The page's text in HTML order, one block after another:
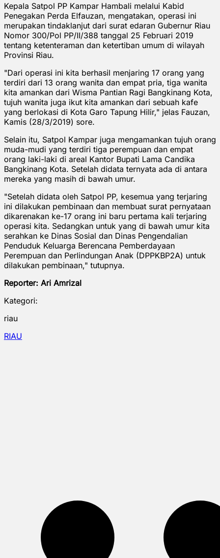
Kepala Satpol PP Kampar Hambali melalui Kabid
Penegakan Perda Elfauzan, mengatakan, operasi ini
merupakan tindaklanjut dari surat edaran Gubernur Riau
Nomor 300/Pol PP/II/388 tanggal 25 Februari 2019
tentang ketenteraman dan ketertiban umum di wilayah
Provinsi Riau.
"Dari operasi ini kita berhasil menjaring 17 orang yang
terdiri dari 13 orang wanita dan empat pria, tiga wanita
kita amankan dari Wisma Pantian Ragi Bangkinang Kota,
tujuh wanita juga ikut kita amankan dari sebuah kafe
yang berlokasi di Kota Garo Tapung Hilir," jelas Fauzan,
Kamis (28/3/2019) sore.
Selain itu, Satpol Kampar juga mengamankan tujuh orang
muda-mudi yang terdiri tiga perempuan dan empat
orang laki-laki di areal Kantor Bupati Lama Candika
Bangkinang Kota. Setelah didata ternyata ada di antara
mereka yang masih di bawah umur.
"Setelah didata oleh Satpol PP, kesemua yang terjaring
ini dilakukan pembinaan dan membuat surat pernyataan
dikarenakan ke-17 orang ini baru pertama kali terjaring
operasi kita. Sedangkan untuk yang di bawah umur kita
serahkan ke Dinas Sosial dan Dinas Pengendalian
Penduduk Keluarga Berencana Pemberdayaan
Perempuan dan Perlindungan Anak (DPPKBP2A) untuk
dilakukan pembinaan," tutupnya.
Reporter: Ari Amrizal
Kategori:
riau
RIAU